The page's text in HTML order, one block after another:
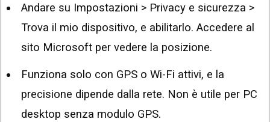
Andare su Impostazioni > Privacy e sicurezza >
Trova il mio dispositivo, e abilitarlo. Accedere al
sito Microsoft per vedere la posizione.
Funziona solo con GPS o Wi-Fi attivi, e la
precisione dipende dalla rete. Non è utile per PC
desktop senza modulo GPS.